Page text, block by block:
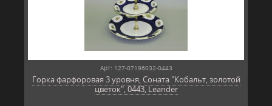
Арт: 127-07196032-0443
Горка фарфоровая 3 уровня, Соната "Кобальт, золотой
цветок", 0443, Leander